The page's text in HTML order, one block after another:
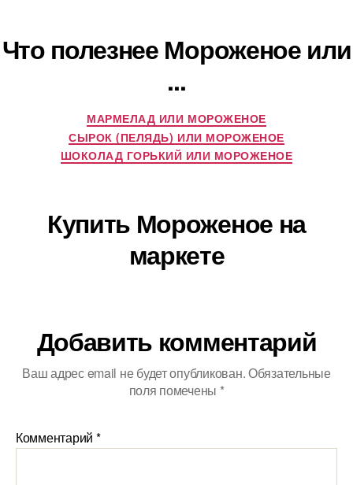
Что полезнее Мороженое или
...
МАРМЕЛАД ИЛИ МОРОЖЕНОЕ
СЫРОК (ПЕЛЯДЬ) ИЛИ МОРОЖЕНОЕ
ШОКОЛАД ГОРЬКИЙ ИЛИ МОРОЖЕНОЕ
Купить Мороженое на
маркете
Добавить комментарий
Ваш адрес email не будет опубликован.Обязательные
поля помечены *
Комментарий *